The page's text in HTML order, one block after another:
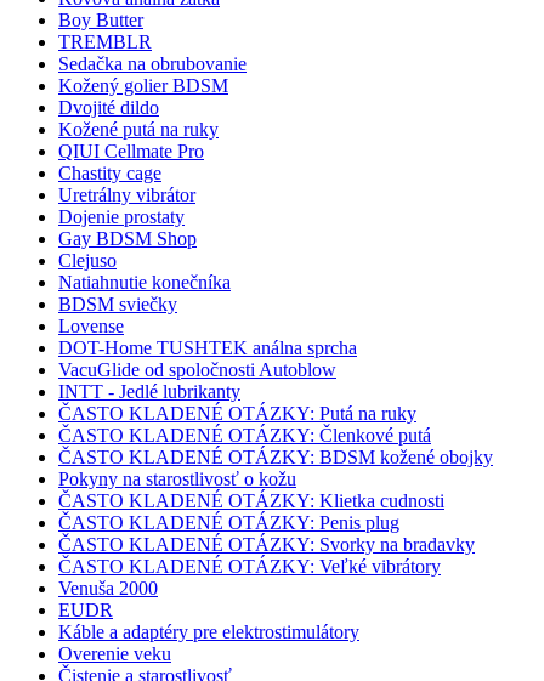
Boy Butter
TREMBLR
Sedačka na obrubovanie
Kožený golier BDSM
Dvojité dildo
Kožené putá na ruky
QIUI Cellmate Pro
Chastity cage
Uretrálny vibrátor
Dojenie prostaty
Gay BDSM Shop
Clejuso
Natiahnutie konečníka
BDSM sviečky
Lovense
DOT-Home TUSHTEK análna sprcha
VacuGlide od spoločnosti Autoblow
INTT - Jedlé lubrikanty
ČASTO KLADENÉ OTÁZKY: Putá na ruky
ČASTO KLADENÉ OTÁZKY: Členkové putá
ČASTO KLADENÉ OTÁZKY: BDSM kožené obojky
Pokyny na starostlivosť o kožu
ČASTO KLADENÉ OTÁZKY: Klietka cudnosti
ČASTO KLADENÉ OTÁZKY: Penis plug
ČASTO KLADENÉ OTÁZKY: Svorky na bradavky
ČASTO KLADENÉ OTÁZKY: Veľké vibrátory
Venuša 2000
EUDR
Káble a adaptéry pre elektrostimulátory
Overenie veku
Čistenie a starostlivosť